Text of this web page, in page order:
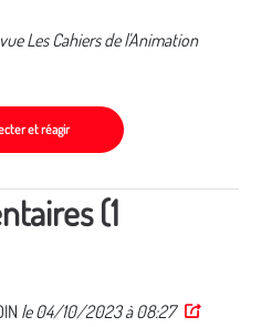
Les Cahiers de l'Animation
et réagir
(1
le 04/10/2023 à 08:27 Permalink